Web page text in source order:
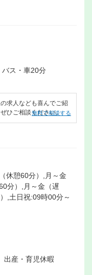
ス・車20分
求人なども喜んでご紹
ひご相談ください。
無料で相談する
休憩60分）,月～金
分）,月～金（遅
,土日祝:09時00分～
産・育児休暇